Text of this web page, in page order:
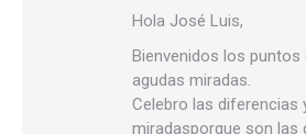
Hola José Luis,
Bienvenidos los
agudas miradas.
Celebro las diferencias
miradasporque son las